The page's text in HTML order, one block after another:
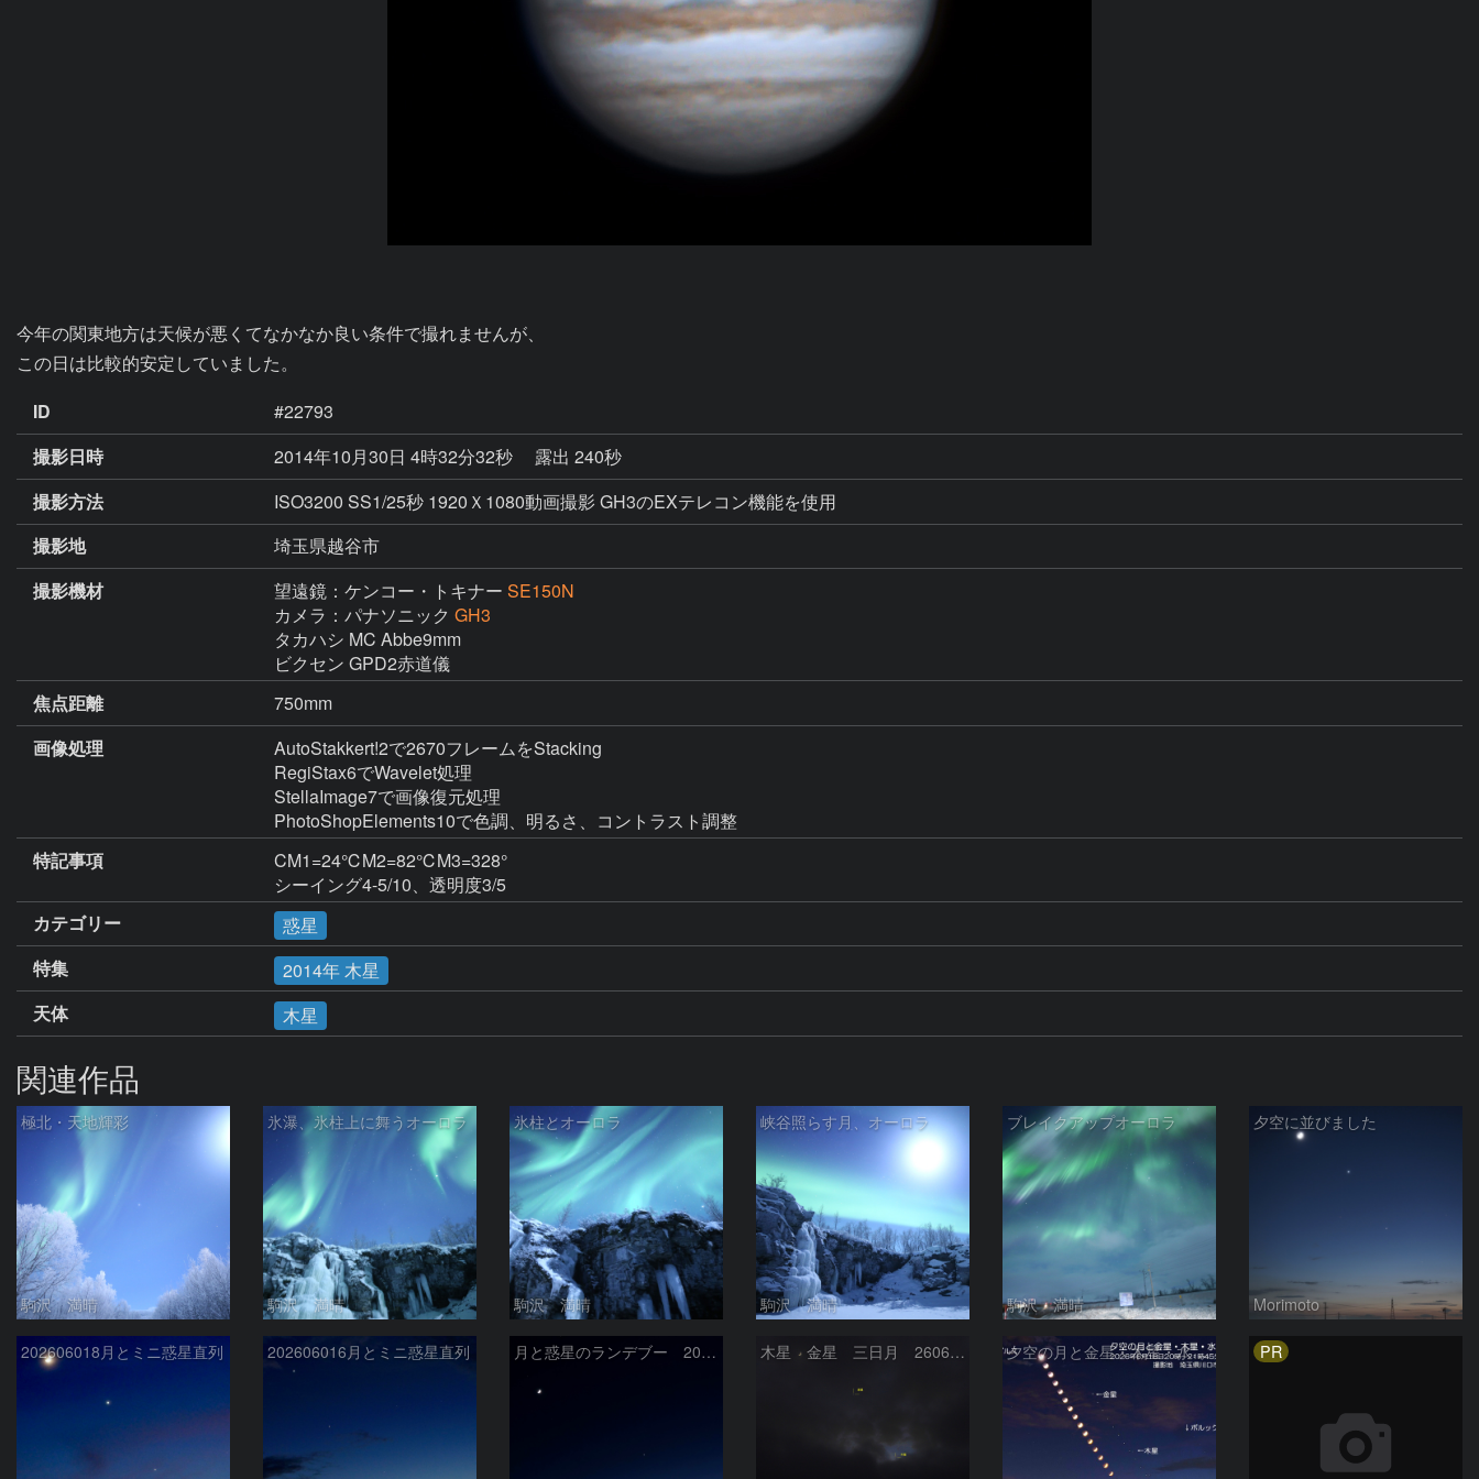
今年の関東地方は天候が悪くてなかなか良い条件で撮れませんが、
この日は比較的安定していました。
ID
#22793
撮影日時
2014年10月30日 4時32分32秒
露出 240秒
撮影方法
ISO3200 SS1/25秒 1920Ｘ1080動画撮影 GH3のEXテレコン機能を使用
撮影地
埼玉県越谷市
撮影機材
望遠鏡：ケンコー・トキナー SE150N
カメラ：パナソニック GH3
タカハシ MC Abbe9mm
ビクセン GPD2赤道儀
焦点距離
750mm
画像処理
AutoStakkert!2で2670フレームをStacking
RegiStax6でWavelet処理
StellaImage7で画像復元処理
PhotoShopElements10で色調、明るさ、コントラスト調整
特記事項
CM1=24℃M2=82℃M3=328°
シーイング4-5/10、透明度3/5
カテゴリー
惑星
特集
2014年 木星
天体
木星
関連作品
極北・天地輝彩
駒沢 満晴
氷瀑、氷柱上に舞うオーロラ
駒沢 満晴
氷柱とオーロラ
駒沢 満晴
峡谷照らす月、オーロラ
駒沢 満晴
ブレイクアップオーロラ
駒沢 満晴
夕空に並びました
Morimoto
202606018月とミニ惑星直列 202606016月とミニ惑星直列 月と惑星のランデブー 2026/06/19 木星 金星 三日月 260618 夕空の月と金星・木星・水星の接近 2026/6/18 PR